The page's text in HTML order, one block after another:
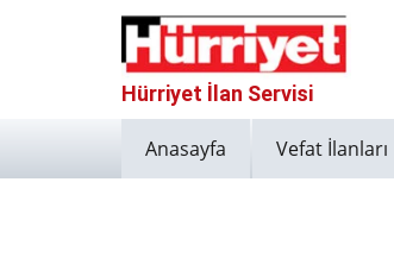
Hürriyet İlan Servisi
Anasayfa Vefat İlanları